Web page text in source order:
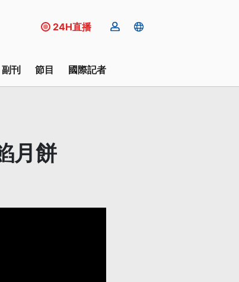
24H直播
副刊 節目 國際記者
月餅